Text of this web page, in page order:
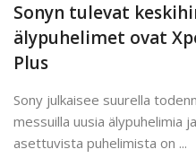
Sonyn tulevat
älypuhelimet ovat
Plus
Sony julkaisee suurella
messuilla uusia älypuhelimia
asettuvista puhelimista on ...